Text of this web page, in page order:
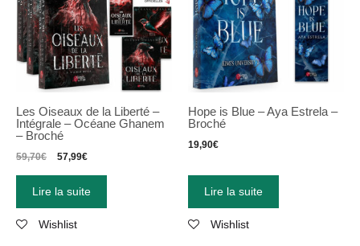
Les Oiseaux de la Liberté –
Intégrale – Océane Ghanem
– Broché
59,70€ 57,99€
Lire la suite
Wishlist
Hope is Blue – Aya Estrela –
Broché
19,90€
Lire la suite
Wishlist